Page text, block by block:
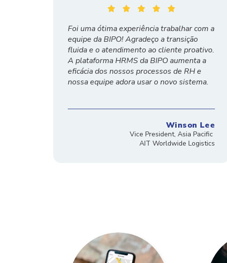
    
Foi uma ótima experiência trabalhar com a
equipe da BIPO! Agradeço a transição
fluida e o atendimento ao cliente proativo.
A plataforma HRMS da BIPO aumenta a
eficácia dos nossos processos de RH e
nossa equipe adora usar o novo sistema.
Winson Lee
Vice President, Asia Pacific
AIT Worldwide Logistics